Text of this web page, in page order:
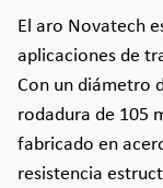
El aro Novatech
aplicaciones de
Con un diámetro
rodadura de 105
fabricado en
resistencia